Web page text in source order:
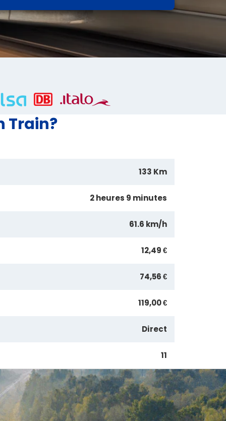
Train?
133 Km
2 heures 9 minutes
61.6 km/h
12,49 €
74,56 €
119,00 €
Direct
11